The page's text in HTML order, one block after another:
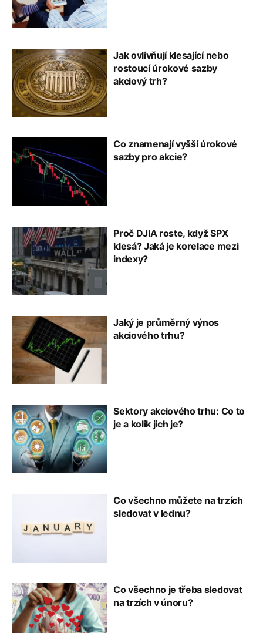
Jak ovlivňují klesající nebo
rostoucí úrokové sazby
akciový trh?
Co znamenají vyšší úrokové
sazby pro akcie?
Proč DJIA roste, když SPX
klesá? Jaká je korelace mezi
indexy?
Jaký je průměrný výnos
akciového trhu?
Sektory akciového trhu: Co to
je a kolik jich je?
Co všechno můžete na trzích
sledovat v lednu?
Co všechno je třeba sledovat
na trzích v únoru?